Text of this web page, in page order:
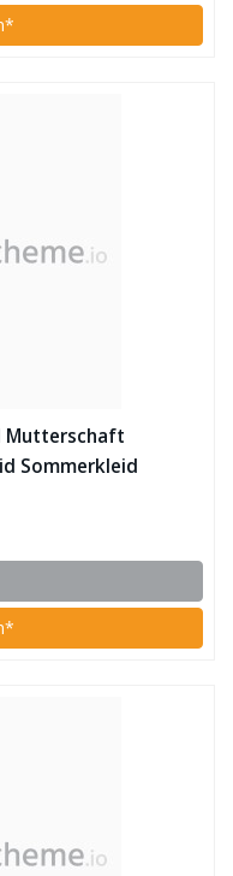
Mutterschaft
Sommerkleid
Stillkleid (Grün)